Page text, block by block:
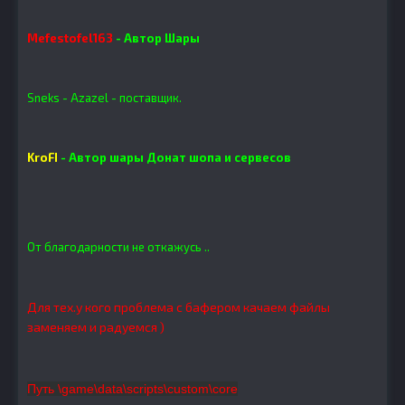
Mefestofel163 - Автор Шары
Sneks - Azazel - поставщик.
KroFI - Автор шары Донат шопа и сервесов
От благодарности не откажусь ..
Для тех.у кого проблема с бафером качаем файлы
заменяем и радуемся )
Путь \game\data\scripts\custom\core